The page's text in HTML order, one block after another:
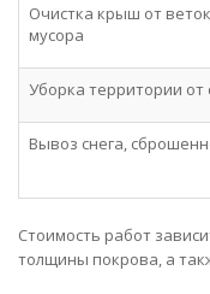
Очистка крыш от
мусора
Уборка территории от
Вывоз снега,
Стоимость работ
толщины покрова, а